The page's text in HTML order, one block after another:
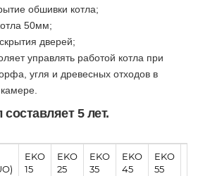
обшивки котла;
50мм;
дверей;
управлять работой котла при
угля и древесных отходов в
5 лет.
EKO
15
EKO
25
EKO
35
EKO
45
EKO
55